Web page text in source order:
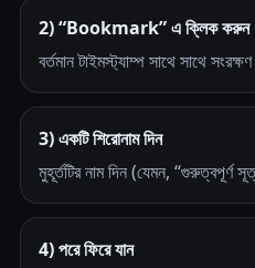
2) “Bookmark” এ ক্লিক করুন
বর্তমান টাইমস্ট্যাম্প সাথে সাথে
3) একটি শিরোনাম দিন
মুহূর্তটির নাম দিন (যেমন, “গুরুত্বপূর্ণ
4) পরে ফিরে যান